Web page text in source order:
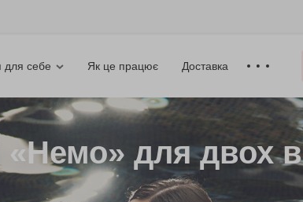
для себе Як це працює Доставка
«Немо» для двох в